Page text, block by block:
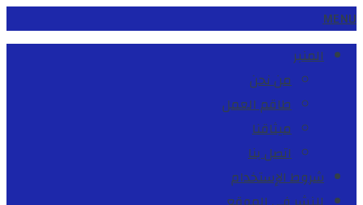
MENU
المنبر
من نحن
طاقم العمل
ميثاقنا
اتصل بنا
شروط الإستخدام